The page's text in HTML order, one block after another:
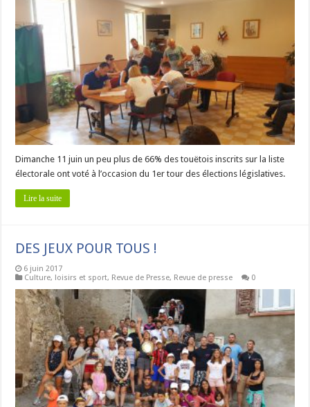
Dimanche 11 juin un peu plus de 66% des touëtois inscrits sur la liste
électorale ont voté à l’occasion du 1er tour des élections législatives.
Lire la suite
DES JEUX POUR TOUS !
6 juin 2017
Culture, loisirs et sport, Revue de Presse, Revue de presse 0